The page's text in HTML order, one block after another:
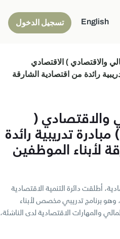
English تسجيل الدخول
والاقتصادي ) الاقتصادي
رائدة من اقتصادية الشارقة
والاقتصادي (
تدريبية رائدة
لأبناء الموظفين
أطلقت دائرة التنمية الاقتصادية
وهو برنامج تدريبي مخصص لأبناء
والمهارات الاقتصادية لدى الناشئة،